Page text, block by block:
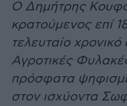
Ο Δημήτρης
κρατούμενος επί
τελευταίο
Αγροτικές
πρόσφατα
στον ισχύοντα